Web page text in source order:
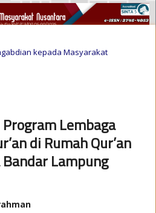
kepada Masyarakat
Lembaga
di Rumah Qur’an
Lampung